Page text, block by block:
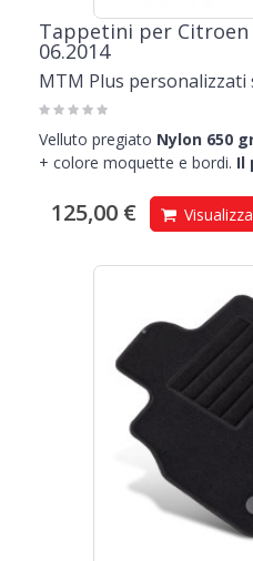
Tappetini per Citroen
06.2014
MTM Plus personalizzati
Velluto pregiato Nylon 650
+ colore moquette e bordi. Il
125,00 €